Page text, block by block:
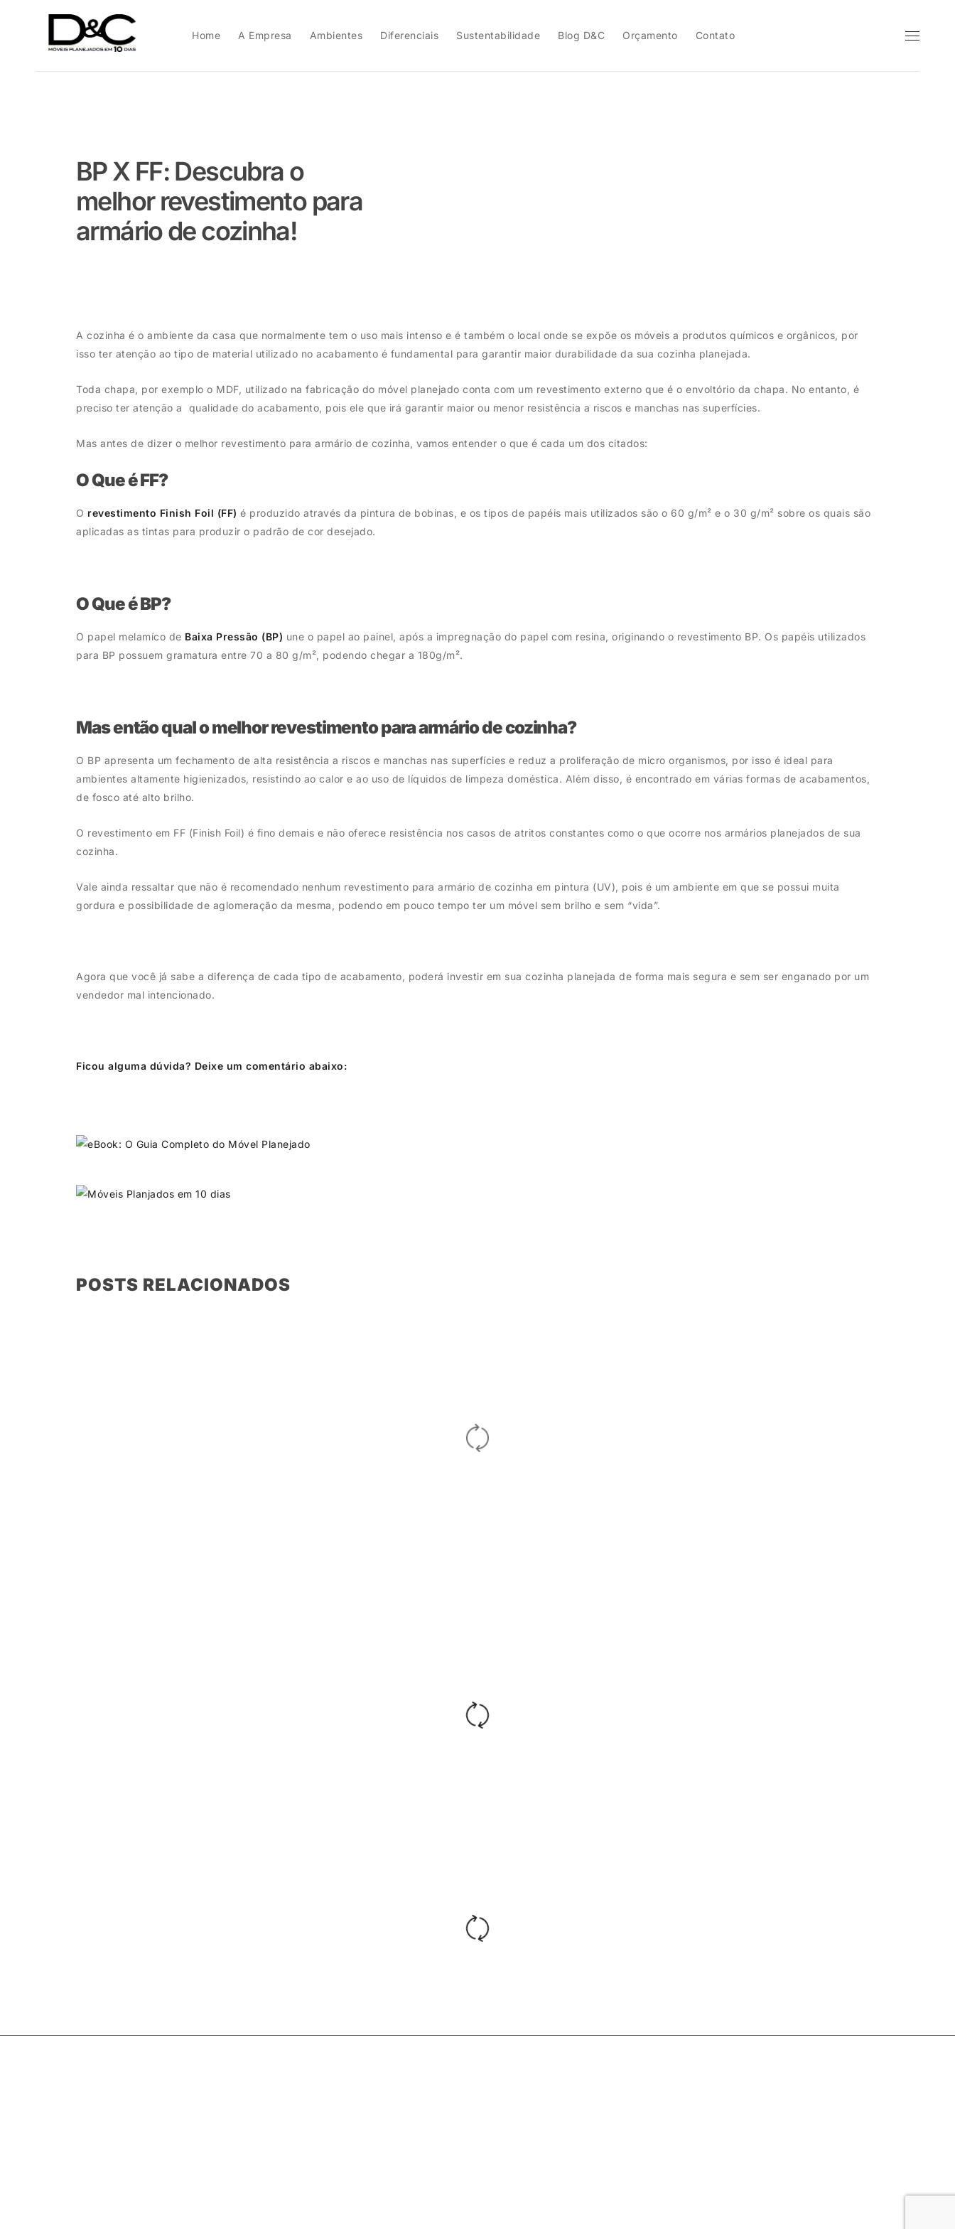
Home A Empresa Ambientes Diferenciais Sustentabilidade Blog D&C Orçamento Contato
BP X FF: Descubra o
melhor revestimento para
armário de cozinha!
A cozinha é o ambiente da casa que normalmente tem o uso mais intenso e é também o local onde se expõe os móveis a produtos químicos e orgânicos, por
isso ter atenção ao tipo de material utilizado no acabamento é fundamental para garantir maior durabilidade da sua cozinha planejada.
Toda chapa, por exemplo o MDF, utilizado na fabricação do móvel planejado conta com um revestimento externo que é o envoltório da chapa. No entanto, é
preciso ter atenção a qualidade do acabamento, pois ele que irá garantir maior ou menor resistência a riscos e manchas nas superfícies.
Mas antes de dizer o melhor revestimento para armário de cozinha, vamos entender o que é cada um dos citados:
O Que é FF?
O revestimento Finish Foil (FF) é produzido através da pintura de bobinas, e os tipos de papéis mais utilizados são o 60 g/m² e o 30 g/m² sobre os quais são
aplicadas as tintas para produzir o padrão de cor desejado.
O Que é BP?
O papel melamíco de Baixa Pressão (BP) une o papel ao painel, após a impregnação do papel com resina, originando o revestimento BP. Os papéis utilizados
para BP possuem gramatura entre 70 a 80 g/m², podendo chegar a 180g/m².
Mas então qual o melhor revestimento para armário de cozinha?
O BP apresenta um fechamento de alta resistência a riscos e manchas nas superfícies e reduz a proliferação de micro organismos, por isso é ideal para
ambientes altamente higienizados, resistindo ao calor e ao uso de líquidos de limpeza doméstica. Além disso, é encontrado em várias formas de acabamentos,
de fosco até alto brilho.
O revestimento em FF (Finish Foil) é fino demais e não oferece resistência nos casos de atritos constantes como o que ocorre nos armários planejados de sua
cozinha.
Vale ainda ressaltar que não é recomendado nenhum revestimento para armário de cozinha em pintura (UV), pois é um ambiente em que se possui muita
gordura e possibilidade de aglomeração da mesma, podendo em pouco tempo ter um móvel sem brilho e sem “vida”.
Agora que você já sabe a diferença de cada tipo de acabamento, poderá investir em sua cozinha planejada de forma mais segura e sem ser enganado por um
vendedor mal intencionado.
Ficou alguma dúvida? Deixe um comentário abaixo:
POSTS RELACIONADOS